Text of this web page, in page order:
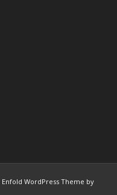
Enfold WordPress Theme by